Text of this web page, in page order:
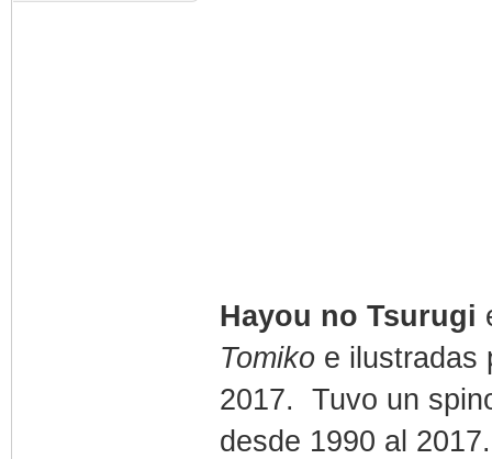
Hayou no Tsurugi
Tomiko e ilustradas
2017. Tuvo un
desde 1990 al 2017.